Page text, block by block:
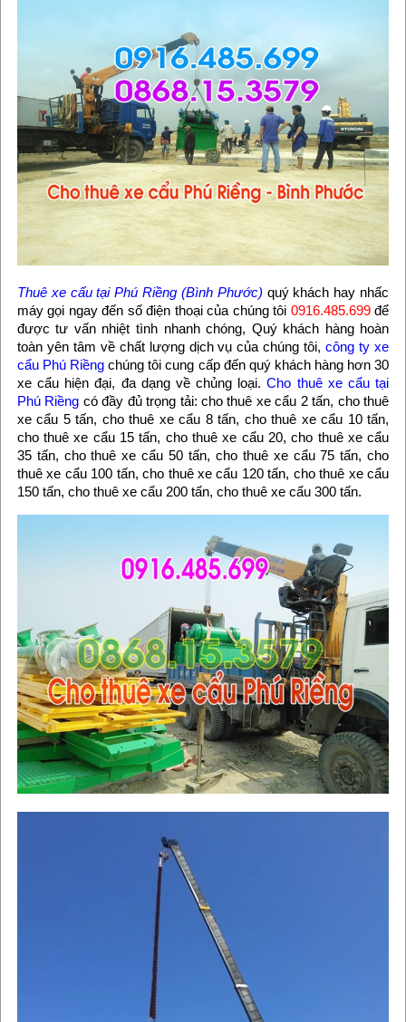
Thuê xe cẩu tại Phú Riềng (Bình Phước) quý khách hay nhấc
máy gọi ngay đến số điện thoại của chúng tôi 0916.485.699để
được tư vấn nhiệt tình nhanh chóng, Quý khách hàng hoàn
toàn yên tâm về chất lượng dịch vụ của chúng tôi,công ty xe
cẩu Phú Riềng chúng tôi cung cấp đến quý khách hàng hơn 30
xe cẩu hiện đại, đa dạng về chủng loại. Cho thuê xe cẩu tại
Phú Riềng có đầy đủ trọng tải: cho thuê xe cẩu 2 tấn, cho thuê
xe cẩu 5 tấn, cho thuê xe cẩu 8 tấn, cho thuê xe cẩu 10 tấn,
cho thuê xe cẩu 15 tấn, cho thuê xe cẩu 20, cho thuê xe cẩu
35 tấn, cho thuê xe cẩu 50 tấn, cho thuê xe cẩu 75 tấn, cho
thuê xe cẩu 100 tấn, cho thuê xe cẩu 120 tấn, cho thuê xe cẩu
150 tấn, cho thuê xe cẩu 200 tấn, cho thuê xe cẩu 300 tấn.